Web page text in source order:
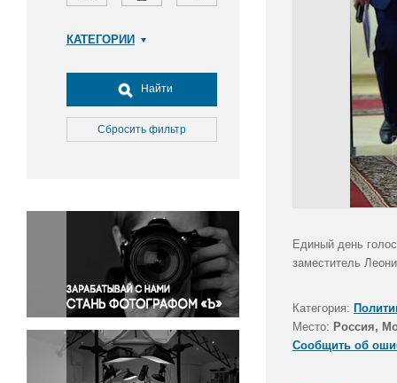
КАТЕГОРИИ
Досуг, туризм и отдых
Культура
Медицина
Окружающая среда
Политика
Правосудие
Происшествия и конфликты
Религия
Светская жизнь
Спорт
Экология
Найти
Сбросить фильтр
Единый день
заместитель
Категория:
Место: Россия,
Сообщить об